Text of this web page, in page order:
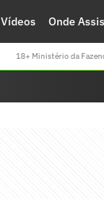
Vídeos Onde
18+ Ministério da